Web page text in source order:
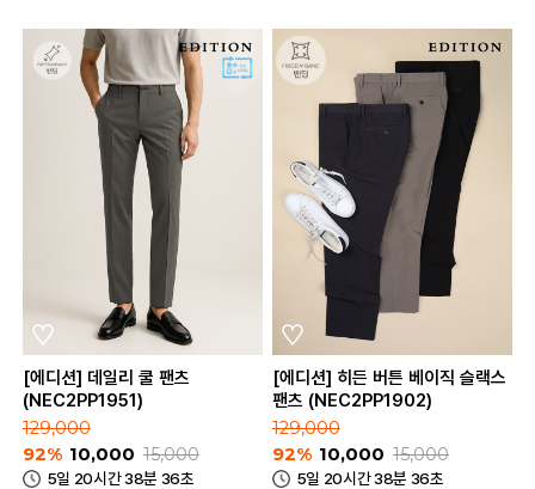
[에디션] 데일리 쿨 팬츠
(NEC2PP1951)
129,000
92% 10,000 15,000
5일 20시간 38분 36초
[에디션] 히든 버튼 베이직 슬랙스
팬츠 (NEC2PP1902)
129,000
92% 10,000 15,000
5일 20시간 38분 36초